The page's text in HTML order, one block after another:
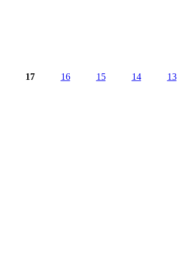
13
14
15
16
17